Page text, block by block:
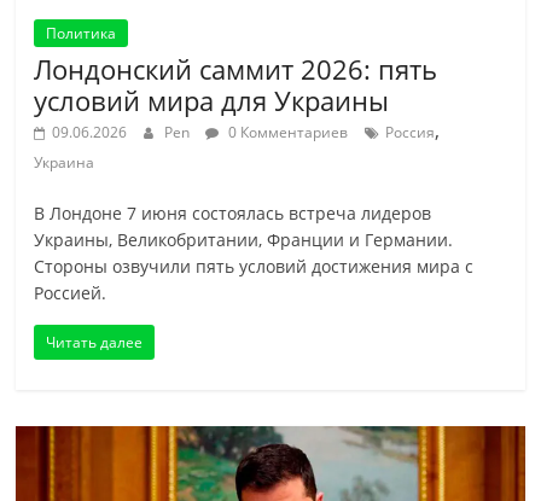
Политика
Лондонский саммит 2026: пять
условий мира для Украины
09.06.2026 Pen 0 Комментариев Россия,
Украина
В Лондоне 7 июня состоялась встреча лидеров
Украины, Великобритании, Франции и Германии.
Стороны озвучили пять условий достижения мира с
Россией.
Читать далее